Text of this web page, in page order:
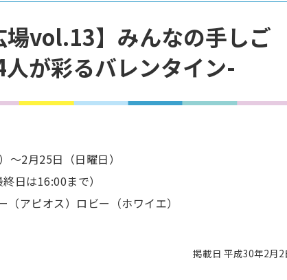
場vol.13】みんなの手しご
が彩るバレンタイン-
～2月25日（日曜日）
日は16:00まで）
アピオス）ロビー（ホワイエ）
掲載日 平成30年2月2